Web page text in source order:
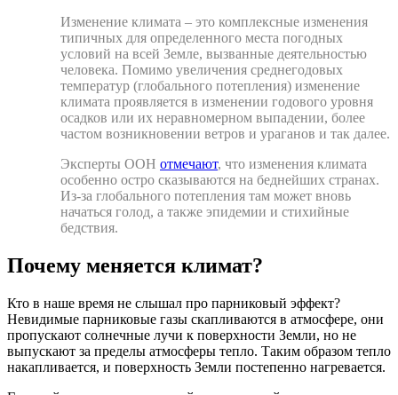
Изменение климата – это комплексные изменения
типичных для определенного места погодных
условий на всей Земле, вызванные деятельностью
человека. Помимо увеличения среднегодовых
температур (глобального потепления) изменение
климата проявляется в изменении годового уровня
осадков или их неравномерном выпадении, более
частом возникновении ветров и ураганов и так далее.
Эксперты ООН отмечают, что изменения климата
особенно остро сказываются на беднейших странах.
Из-за глобального потепления там может вновь
начаться голод, а также эпидемии и стихийные
бедствия.
Почему меняется климат?
Кто в наше время не слышал про парниковый эффект?
Невидимые парниковые газы скапливаются в атмосфере, они
пропускают солнечные лучи к поверхности Земли, но не
выпускают за пределы атмосферы тепло. Таким образом тепло
накапливается, и поверхность Земли постепенно нагревается.